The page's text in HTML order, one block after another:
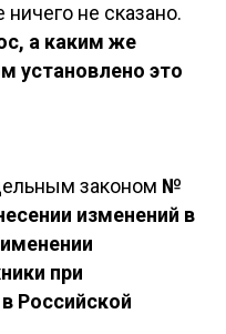
ничего не сказано.
а каким же
установлено это
законом №
изменений в
при
Российской